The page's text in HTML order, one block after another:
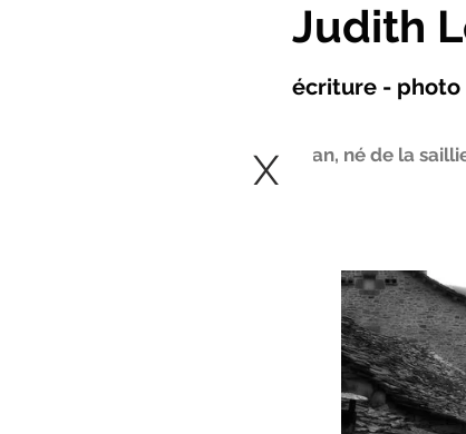
Judith
écriture - photo
Jean, né de la
X